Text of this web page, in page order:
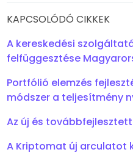
KAPCSOLÓDÓ CIKKEK
A kereskedési
felfüggesztése
Portfólió elemzés
módszer a teljesítmény
Az új és
A Kriptomat új arculatot